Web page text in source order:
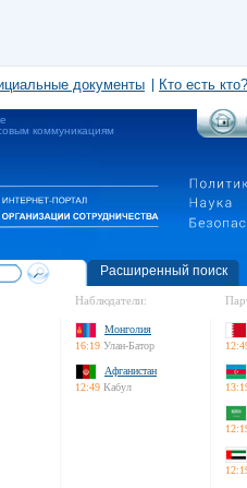
документы Кто есть кто?
коммуникациям
Расширенный поиск
Наблюдатели:
Монголия
16:19 Улан-Батор
Афганистан
12:49 Кабул